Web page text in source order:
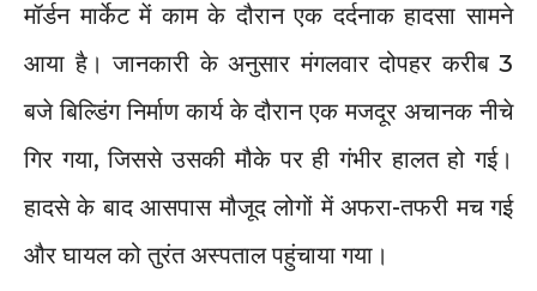
मॉर्डन मार्केट में काम के दौरान एक दर्दनाक हादसा सामने
आया है। जानकारी के अनुसार मंगलवार दोपहर करीब 3
बजे बिल्डिंग निर्माण कार्य के दौरान एक मजदूर अचानक नीचे
गिर गया, जिससे उसकी मौके पर ही गंभीर हालत हो गई।
हादसे के बाद आसपास मौजूद लोगों में अफरा-तफरी मच गई
और घायल को तुरंत अस्पताल पहुंचाया गया।